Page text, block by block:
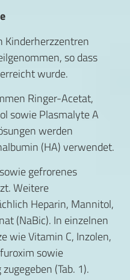
Kinderherzzentren
so dass
wurde.
Ringer-Acetat,
sowie Plasmalyte A
werden
(HA) verwendet.
gefrorenes
Weitere
Heparin, Mannitol,
(NaBic). In einzelnen
wie Vitamin C, Inzolen,
sowie
(Tab. 1).